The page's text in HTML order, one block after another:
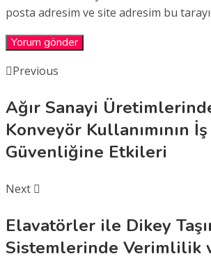
posta adresim ve site adresim bu
Previous
Ağır Sanayi
Konveyör Kullanımının İş
Güvenliğine Etkileri
Next
Elavatörler ile Dikey
Sistemlerinde Verimlilik